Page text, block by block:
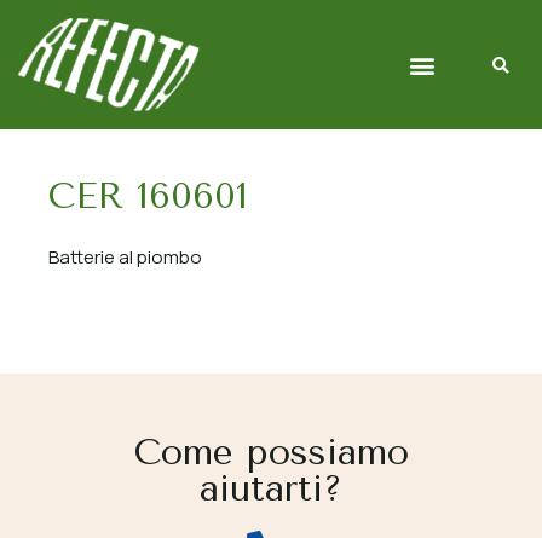
CER 160601
Batterie al piombo
Come possiamo
aiutarti?